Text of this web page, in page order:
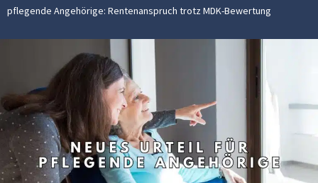
pflegende Angehörige: Rentenanspruch trotz MDK-Bewertung